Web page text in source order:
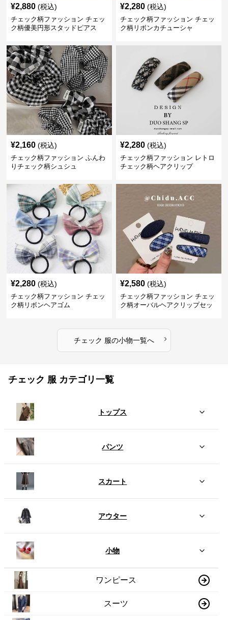
¥2,880 (税込)
チェック柄ファッション チェッ
ク柄優美円形スタッドピアス
¥2,280 (税込)
チェック柄ファッション チェッ
ク柄リボンカチューシャ
¥2,160 (税込)
チェック柄ファッション ふんわ
りチェック柄シュシュ
¥2,280 (税込)
チェック柄ファッション レトロ
チェック柄ヘアクリップ
¥2,280 (税込)
チェック柄ファッション チェッ
ク柄リボンヘアゴム
¥2,580 (税込)
チェック柄ファッション チェッ
ク柄オーバルヘアクリップセッ
チェック 服の小物一覧へ ›
チェック 服 カテゴリ一覧
トップス
パンツ
スカート
アウター
小物
ワンピース
スーツ